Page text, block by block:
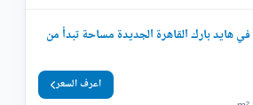
هايد بارك القاهرة الجديدة مساحة تبدأ من
اعرف السعر